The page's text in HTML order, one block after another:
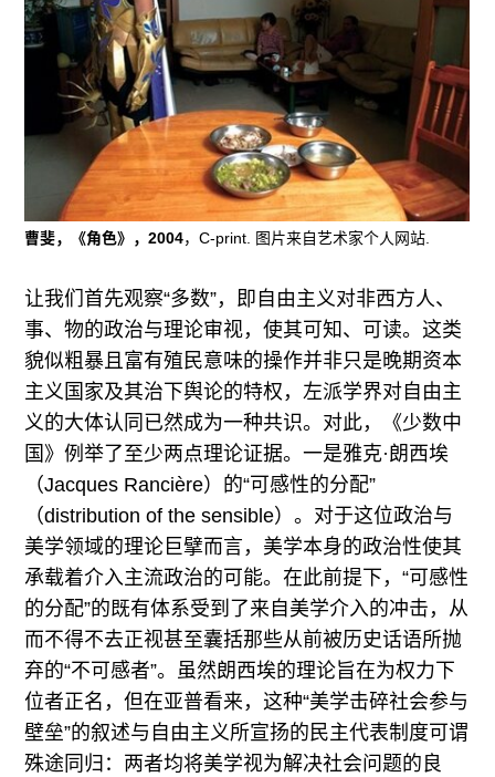
曹斐，《角色》，2004，C-print. 图片来自艺术家个人网站.
让我们首先观察“多数”，即自由主义对非西方人、
事、物的政治与理论审视，使其可知、可读。这类
貌似粗暴且富有殖民意味的操作并非只是晚期资本
主义国家及其治下舆论的特权，左派学界对自由主
义的大体认同已然成为一种共识。对此，《少数中
国》例举了至少两点理论证据。一是雅克·朗西埃
（Jacques Rancière）的“可感性的分配”
（distribution of the sensible）。对于这位政治与
美学领域的理论巨擘而言，美学本身的政治性使其
承载着介入主流政治的可能。在此前提下，“可感性
的分配”的既有体系受到了来自美学介入的冲击，从
而不得不去正视甚至囊括那些从前被历史话语所抛
弃的“不可感者”。虽然朗西埃的理论旨在为权力下
位者正名，但在亚普看来，这种“美学击碎社会参与
壁垒”的叙述与自由主义所宣扬的民主代表制度可谓
殊途同归：两者均将美学视为解决社会问题的良